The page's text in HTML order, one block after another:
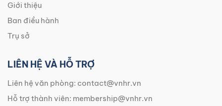
Giới thiệu
Ban điều hành
Trụ sở
LIÊN HỆ VÀ HỖ TRỢ
Liên hệ văn phòng: contact@vnhr.vn
Hỗ trợ thành viên: membership@vnhr.vn